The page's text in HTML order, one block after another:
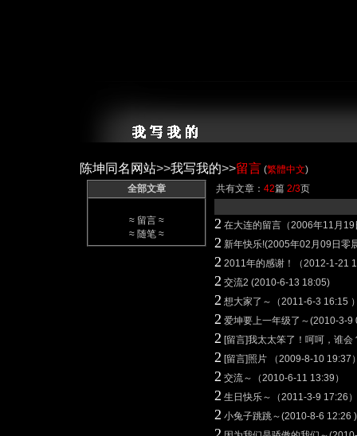
陈坤同名网站>>我写我的>>留言 (繁體中文)
全部文章
≈ 留言 ≈
≈ 随笔 ≈
共有文章： 42篇 2/3页
2 在大连的留言（2006年11月19
2 新年快乐!(2005年02月09日零
2 2011年的感谢！（2012-1-21
2 交流2 (2010-6-13 18:05)
2 想大家了～（2011-6-3 16:15
2 爱坤要上一年级了～(2010-3-
2 [留言]我太太笨了！呵呵，谁
2 [留言]照片 （2009-8-10 19:37
2 交流～（2010-6-11 13:39）
2 生日快乐～（2011-3-9 17:26）
2 小兔子跳跳～(2010-8-6 12:26 )